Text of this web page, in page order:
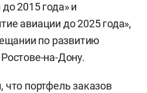
2015 года» и
авиации до 2025 года»,
по развитию
на-Дону.
портфель заказов